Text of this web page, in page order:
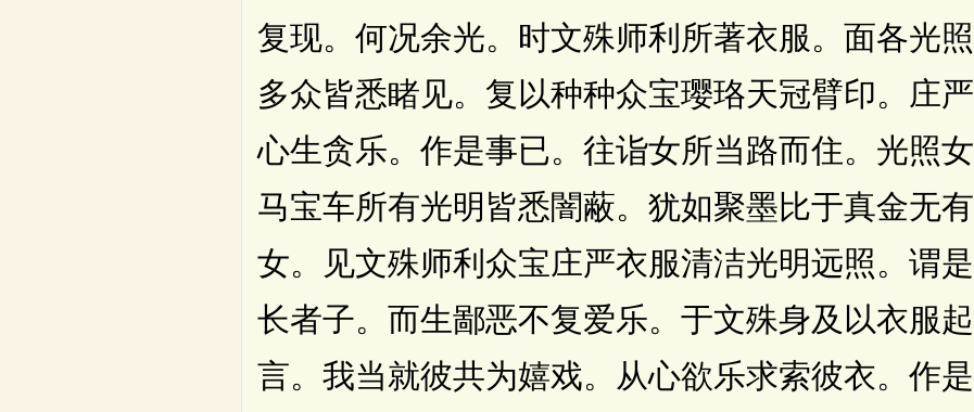
复现。何况余光。时文殊师利所著衣服。面各光
多众皆悉睹见。复以种种众宝璎珞天冠臂印。庄
心生贪乐。作是事已。往诣女所当路而住。光照
马宝车所有光明皆悉闇蔽。犹如聚墨比于真金无
女。见文殊师利众宝庄严衣服清洁光明远照。谓
长者子。而生鄙恶不复爱乐。于文殊身及以衣服
言。我当就彼共为嬉戏。从心欲乐求索彼衣。作